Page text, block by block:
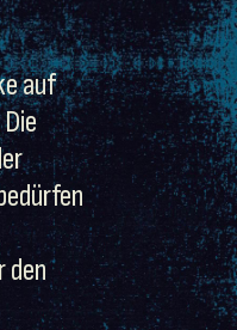
auf
den